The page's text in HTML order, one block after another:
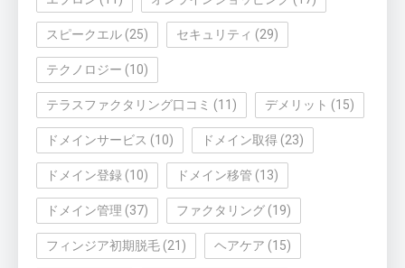
スピークエル (25) セキュリティ (29)
テクノロジー (10)
テラスファクタリング口コミ (11) デメリット (15)
ドメインサービス (10) ドメイン取得 (23)
ドメイン登録 (10) ドメイン移管 (13)
ドメイン管理 (37) ファクタリング (19)
フィンジア初期脱毛 (21) ヘアケア (15)